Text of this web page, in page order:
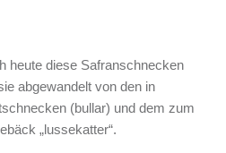
heute diese Safranschnecken
abgewandelt von den in
(bullar) und dem zum
„lussekatter“.